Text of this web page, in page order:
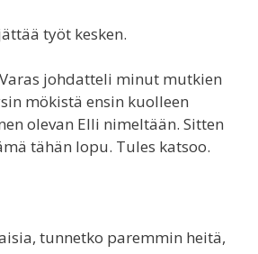
työt kesken.
johdatteli minut mutkien
mökistä ensin kuolleen
olevan Elli nimeltään. Sitten
tähän lopu. Tules katsoo.
tunnetko paremmin heitä,